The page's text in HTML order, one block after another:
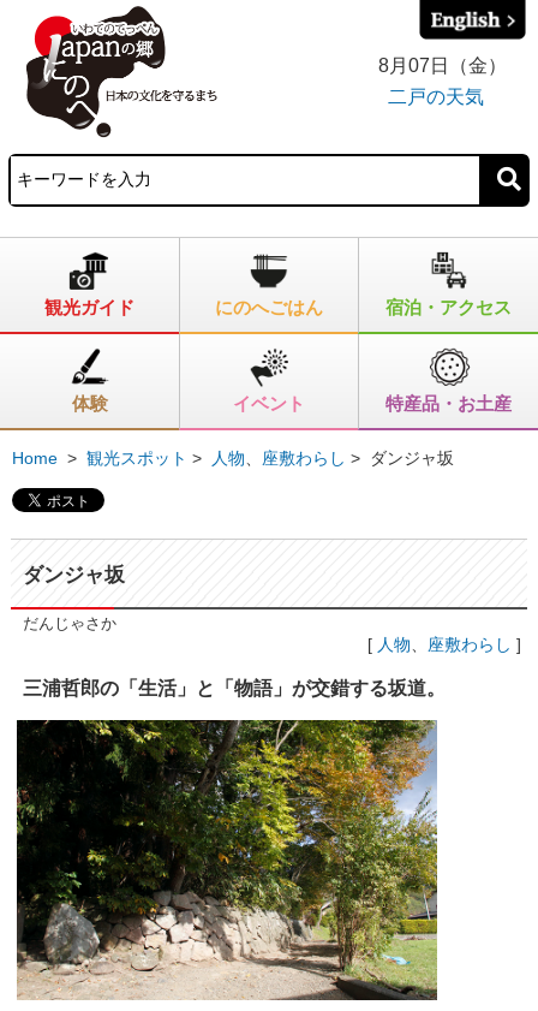
8月07日（金）
二戸の天気
観光ガイド にのへごはん 宿泊・アクセス
体験 イベント 特産品・お土産
Home > 観光スポット > 人物 座敷わらし > ダンジャ坂
ダンジャ坂
だんじゃさか
[ 人物 座敷わらし ]
三浦哲郎の「生活」と「物語」が交錯する坂道。